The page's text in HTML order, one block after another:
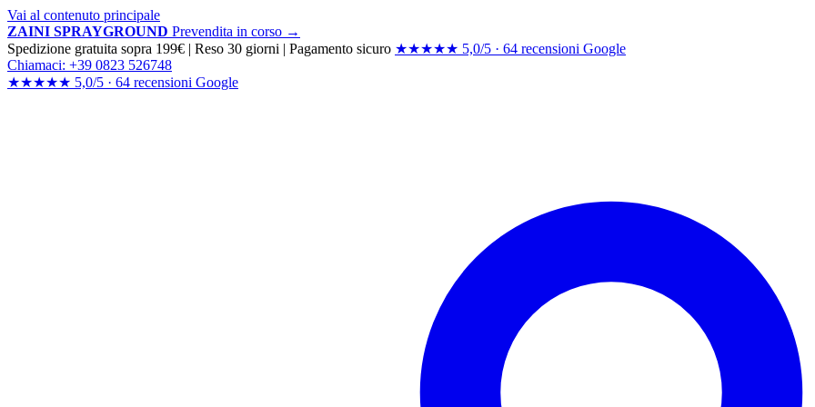
Vai al contenuto principale
ZAINI SPRAYGROUND Prevendita in corso →
Spedizione gratuita sopra 199€ | Reso 30 giorni | Pagamento sicuro ★★★★★ 5,0/5 · 64 recensioni Google
Chiamaci: +39 0823 526748
★★★★★ 5,0/5 · 64 recensioni Google